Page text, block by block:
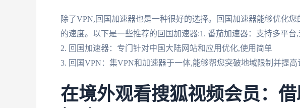
除了VPN,回国加速器也是一种很好的选择。回国加速器能够优化
的速度。以下是一些推荐的回国加速器:1. 番茄加速器：支持多平台
2. 回国加速器：专门针对中国大陆网站和应用优化,使用简单
3. 回国VPN：集VPN和加速器于一体,能够帮您突破地域限制并提高
在境外观看搜狐视频会员：